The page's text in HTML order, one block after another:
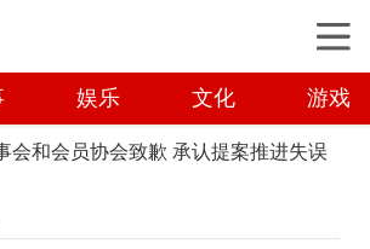
娱乐 文化 游戏
会和会员协会致歉 承认提案推进失误